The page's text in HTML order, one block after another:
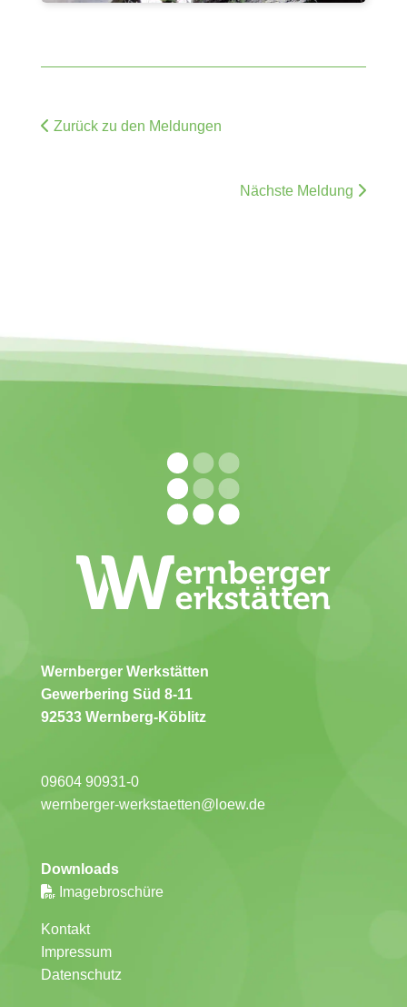
Zurück zu den Meldungen
Nächste Meldung
Wernberger Werkstätten
Gewerbering Süd 8-11
92533 Wernberg-Köblitz
09604 90931-0
wernberger-werkstaetten@loew.de
Downloads
Imagebroschüre
Kontakt
Impressum
Datenschutz